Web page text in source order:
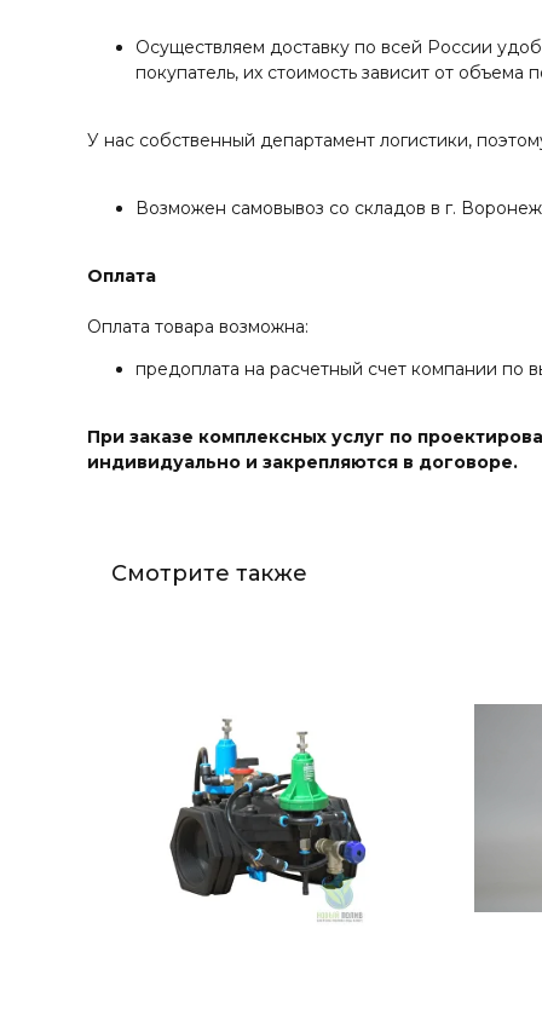
Осуществляем доставку по всей России
покупатель, их стоимость зависит от объема
У нас собственный департамент логистики,
Возможен самовывоз со складов в г.
Оплата
Оплата товара возможна:
предоплата на расчетный счет компании по
При заказе комплексных услуг по
индивидуально и закрепляются в договоре.
Смотрите также